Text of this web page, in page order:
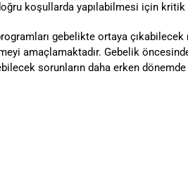
koşullarda yapılabilmesi için kritik
gebelikte ortaya
amaçlamaktadır. Gebelik
sorunların daha erken